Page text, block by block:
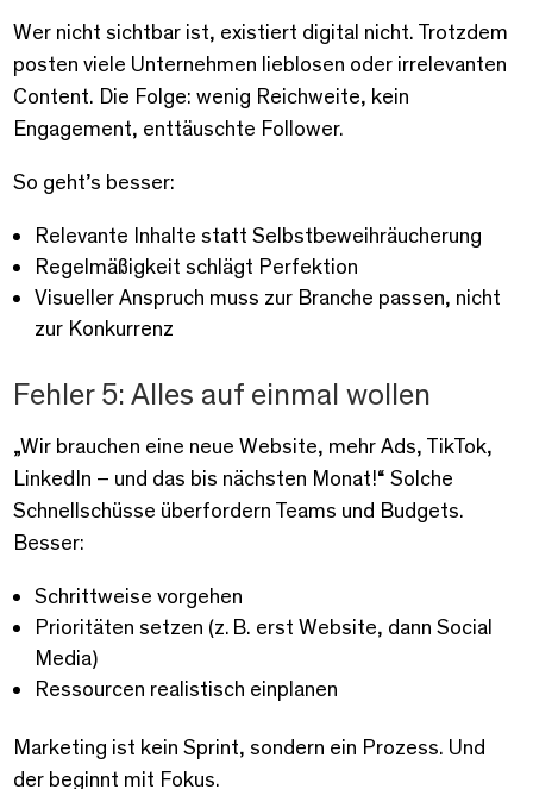
Wer nicht sichtbar ist, existiert digital nicht. Trotzdem
posten viele Unternehmen lieblosen oder irrelevanten
Content. Die Folge: wenig Reichweite, kein
Engagement, enttäuschte Follower.
So geht’s besser:
Relevante Inhalte statt Selbstbeweihräucherung
Regelmäßigkeit schlägt Perfektion
Visueller Anspruch muss zur Branche passen, nicht
zur Konkurrenz
Fehler 5: Alles auf einmal wollen
„Wir brauchen eine neue Website, mehr Ads, TikTok,
LinkedIn – und das bis nächsten Monat!“ Solche
Schnellschüsse überfordern Teams und Budgets.
Besser:
Schrittweise vorgehen
Prioritäten setzen (z. B. erst Website, dann Social
Media)
Ressourcen realistisch einplanen
Marketing ist kein Sprint, sondern ein Prozess. Und
der beginnt mit Fokus.